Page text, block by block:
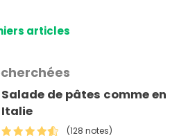
articles
Salade de pâtes comme en
Italie
(128 notes)